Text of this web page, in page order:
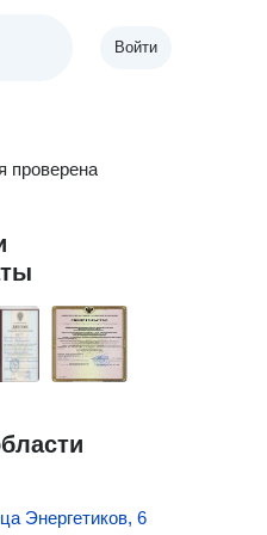
Войти
проверена
Энергетиков, 6